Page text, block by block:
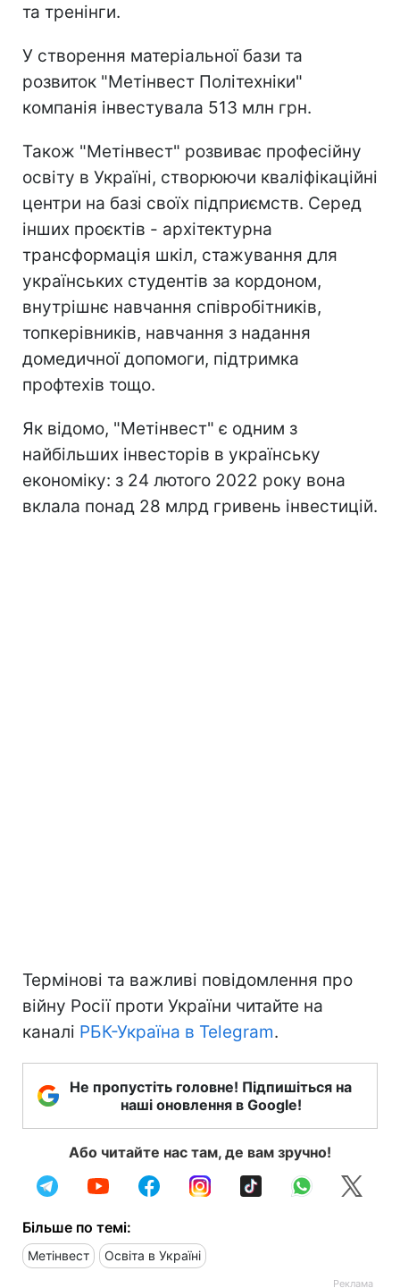
та тренінги.
У створення матеріальної бази та
розвиток "Метінвест Політехніки"
компанія інвестувала 513 млн грн.
Також "Метінвест" розвиває професійну
освіту в Україні, створюючи кваліфікаційні
центри на базі своїх підприємств. Серед
інших проєктів - архітектурна
трансформація шкіл, стажування для
українських студентів за кордоном,
внутрішнє навчання співробітників,
топкерівників, навчання з надання
домедичної допомоги, підтримка
профтехів тощо.
Як відомо, "Метінвест" є одним з
найбільших інвесторів в українську
економіку: з 24 лютого 2022 року вона
вклала понад 28 млрд гривень інвестицій.
Термінові та важливі повідомлення про
війну Росії проти України читайте на
каналі РБК-Україна в Telegram.
Не пропустіть головне! Підпишіться на
наші оновлення в Google!
Або читайте нас там, де вам зручно!
Більше по темі:
Метінвест Освіта в Україні